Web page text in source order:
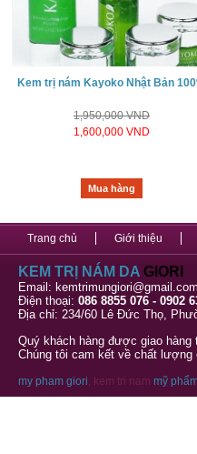
Kem trị nám Kayoko Nhật Bản
1,950,000 VND
1,600,000 VND
Mua hàng
Trang chủ Giới thiệu
KEM TRỊ NÁM DA GIORI
Email: kemtrimungiori@gmail.com
Điện thoại: 086 8855 076 - 0902
Địa chỉ: 234/60 Lê Đức Thọ,
Quý khách hàng được giao
Chúng tôi cam kết về chất lượng
my pham giori, kem tri nam mỹ